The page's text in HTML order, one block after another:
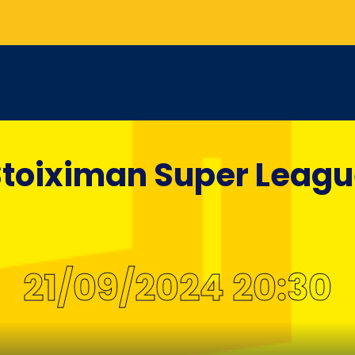
Super
21/09/2024 20:30